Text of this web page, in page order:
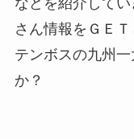
さん情報をＧＥ
テンボスの九州
か？